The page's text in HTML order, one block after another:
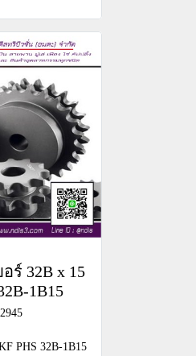
อร์ 32B x 15
1B15
PHS 32B-1B15